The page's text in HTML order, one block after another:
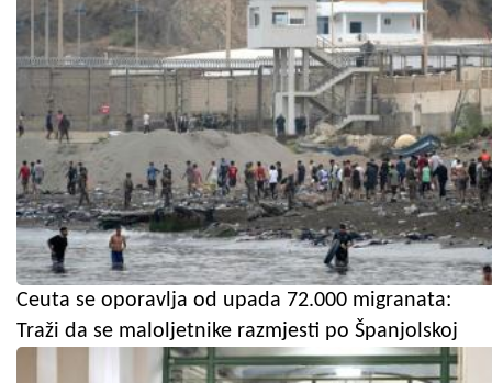
Ceuta se oporavlja od upada 72.000 migranata:
Traži da se maloljetnike razmjesti po Španjolskoj